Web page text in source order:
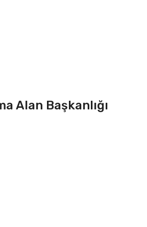
Alan Başkanlığı